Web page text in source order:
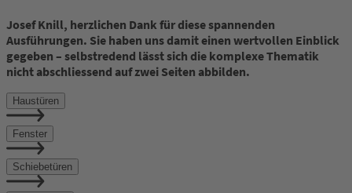
Josef Knill, herzlichen Dank für diese spannenden
Ausführungen. Sie haben uns damit einen wertvollen Einblick
gegeben – selbstredend lässt sich die komplexe Thematik
nicht abschliessend auf zwei Seiten abbilden.
Haustüren
Fenster
Schiebetüren